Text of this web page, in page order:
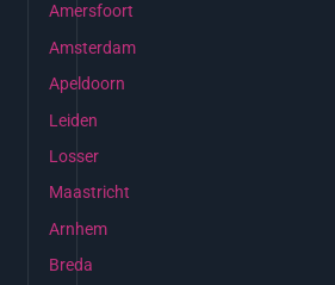
Amersfoort
Amsterdam
Apeldoorn
Leiden
Losser
Maastricht
Arnhem
Breda